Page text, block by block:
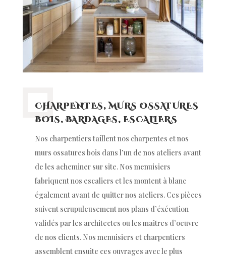
CHARPENTES, MURS OSSATURES
BOIS, BARDAGES, ESCALIERS
Nos charpentiers taillent nos charpentes et nos
murs ossatures bois dans l’un de nos ateliers avant
de les acheminer sur site. Nos menuisiers
fabriquent nos escaliers et les montent à blanc
également avant de quitter nos ateliers. Ces pièces
suivent scrupuleusement nos plans d’éxécution
validés par les architectes ou les maitres d’oeuvre
de nos clients. Nos menuisiers et charpentiers
assemblent ensuite ces ouvrages avec le plus